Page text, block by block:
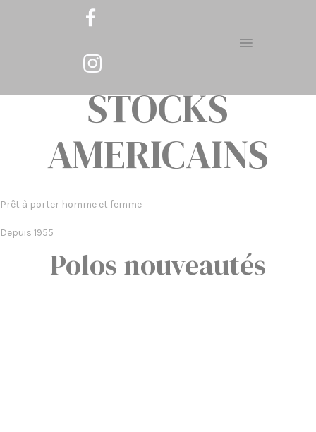
STOCKS
AMERICAINS
Prêt à porter homme et femme
Depuis 1955
Polos nouveautés